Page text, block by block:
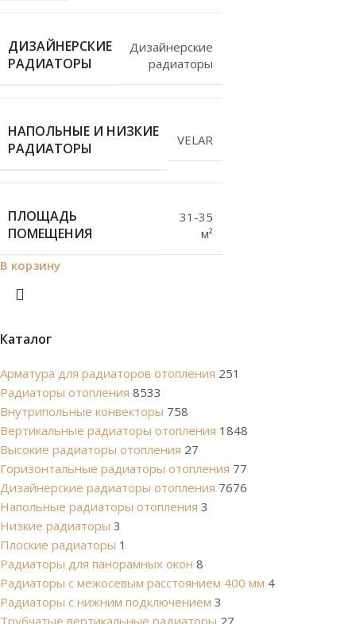
Каталог
Арматура для радиаторов отопления 251
Радиаторы отопления 8533
Внутрипольные конвекторы 758
Вертикальные радиаторы отопления 1848
Высокие радиаторы отопления 27
Горизонтальные радиаторы отопления 77
Дизайнерские радиаторы отопления 7676
Напольные радиаторы отопления 3
Низкие радиаторы 3
Плоские радиаторы 1
Радиаторы для панорамных окон 8
Радиаторы с межосевым расстоянием 400 мм 4
Радиаторы с нижним подключением 3
Трубчатые вертикальные радиаторы 27
ДИЗАЙНЕРСКИЕ
РАДИАТОРЫ
Дизайнерские
радиаторы
НАПОЛЬНЫЕ И НИЗКИЕ
РАДИАТОРЫ
VELAR
ПЛОЩАДЬ
ПОМЕЩЕНИЯ
31-35
м²
В корзину